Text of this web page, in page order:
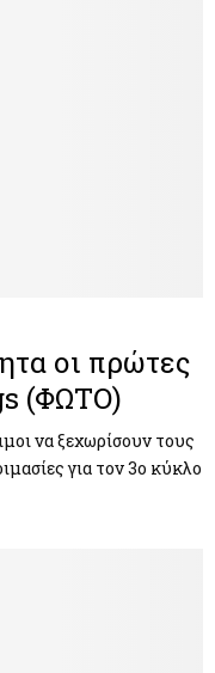
οι πρώτες
(ΦΩΤΟ)
να ξεχωρίσουν τους
για τον 3ο κύκλο